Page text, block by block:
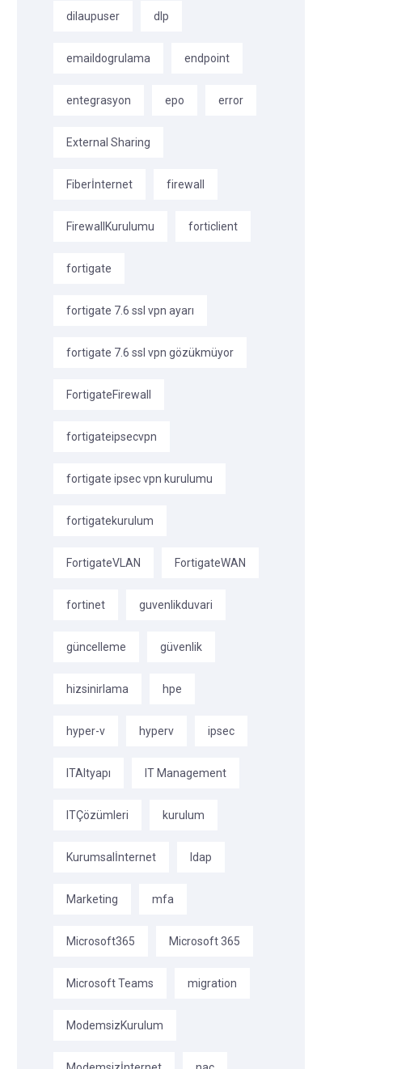
dilaupuser dlp
emaildogrulama endpoint
entegrasyon epo error
External Sharing
Fiberİnternet firewall
FirewallKurulumu forticlient
fortigate
fortigate 7.6 ssl vpn ayarı
fortigate 7.6 ssl vpn gözükmüyor
FortigateFirewall
fortigateipsecvpn
fortigate ipsec vpn kurulumu
fortigatekurulum
FortigateVLAN FortigateWAN
fortinet guvenlikduvari
güncelleme güvenlik
hizsinirlama hpe
hyper-v hyperv ipsec
ITAltyapı IT Management
ITÇözümleri kurulum
Kurumsalİnternet ldap
Marketing mfa
Microsoft365 Microsoft 365
Microsoft Teams migration
ModemsizKurulum